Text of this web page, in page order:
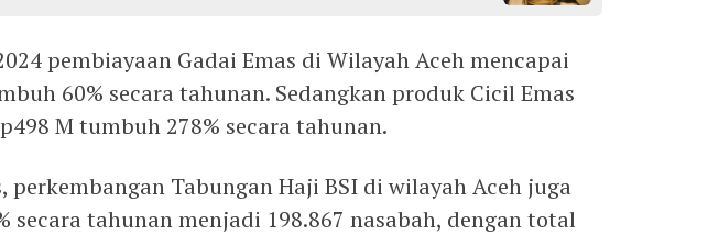
pembiayaan Gadai Emas di Wilayah Aceh mencapai
60% secara tahunan. Sedangkan produk Cicil Emas
M tumbuh 278% secara tahunan.
perkembangan Tabungan Haji BSI di wilayah Aceh juga
secara tahunan menjadi 198.867 nasabah, dengan total